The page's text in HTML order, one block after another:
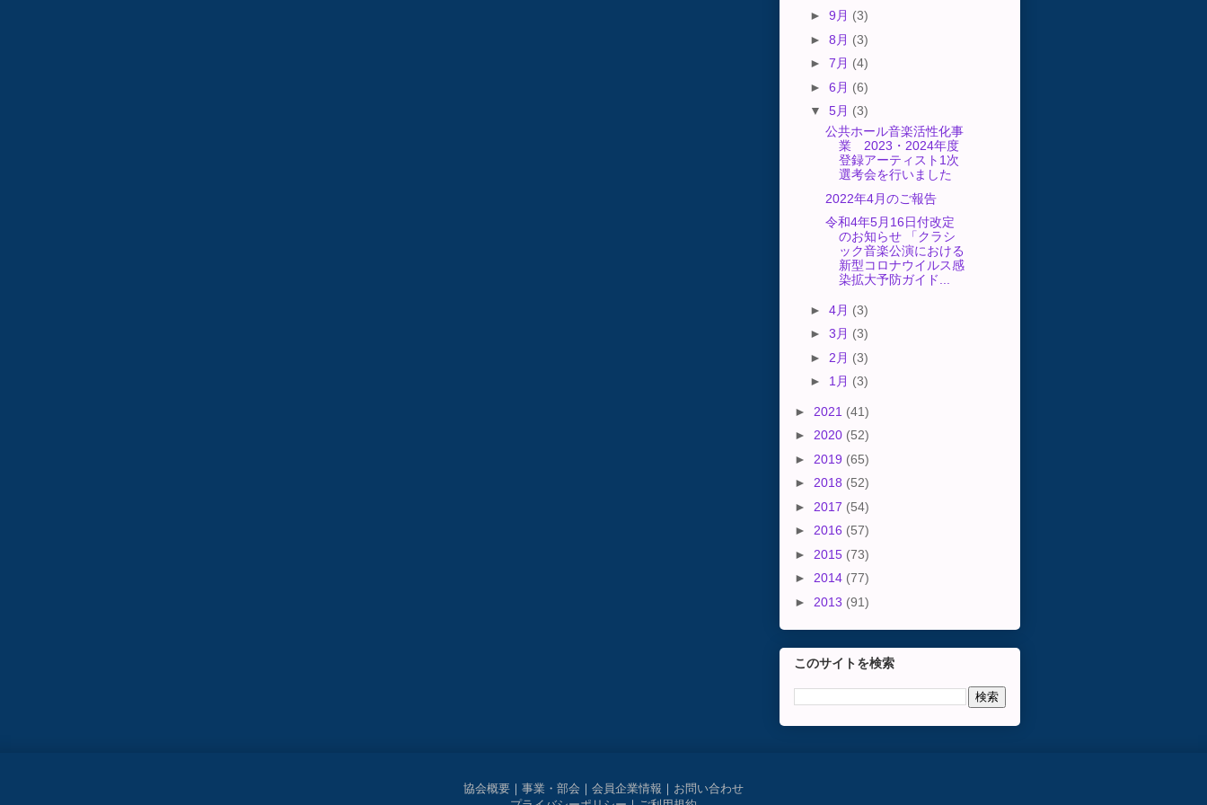
► 9月 (3)
► 8月 (3)
► 7月 (4)
► 6月 (6)
▼ 5月 (3)
公共ホール音楽活性化事
業 2023・2024年度
登録アーティスト1次
選考会を行いました
2022年4月のご報告
令和4年5月16日付改定
のお知らせ 「クラシ
ック音楽公演における
新型コロナウイルス感
染拡大予防ガイド...
► 4月 (3)
► 3月 (3)
► 2月 (3)
► 1月 (3)
► 2021 (41)
► 2020 (52)
► 2019 (65)
► 2018 (52)
► 2017 (54)
► 2016 (57)
► 2015 (73)
► 2014 (77)
► 2013 (91)
このサイトを検索
協会概要 ｜ 事業・部会 ｜ 会員企業情報 ｜ お問い合わせ